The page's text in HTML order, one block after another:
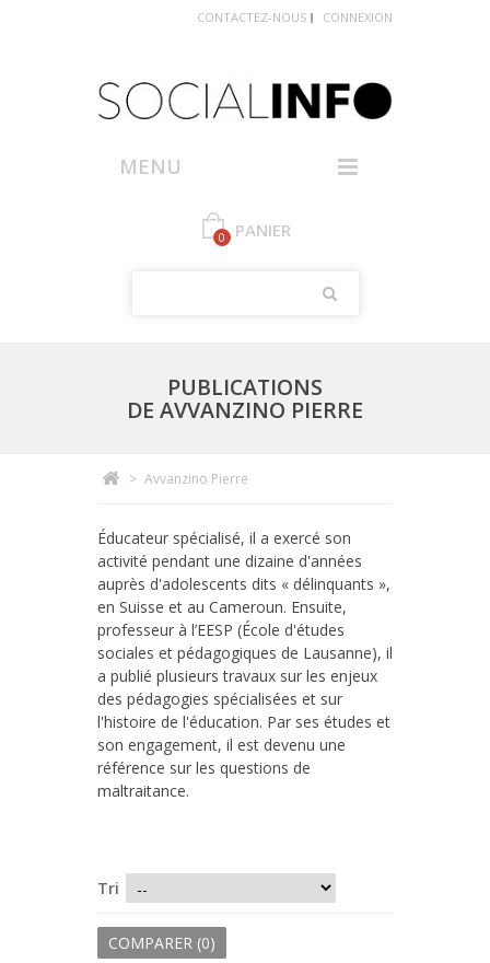
CONNEXION
CONTACTEZ-NOUS
MENU
PANIER
0
PUBLICATIONS
DE AVVANZINO PIERRE
> Avvanzino Pierre
Éducateur spécialisé, il a exercé son
activité pendant une dizaine d'années
auprès d'adolescents dits « délinquants »,
en Suisse et au Cameroun. Ensuite,
professeur à l’EESP (École d'études
sociales et pédagogiques de Lausanne), il
a publié plusieurs travaux sur les enjeux
des pédagogies spécialisées et sur
l'histoire de l'éducation. Par ses études et
son engagement, il est devenu une
référence sur les questions de
maltraitance.
Tri
COMPARER (0)